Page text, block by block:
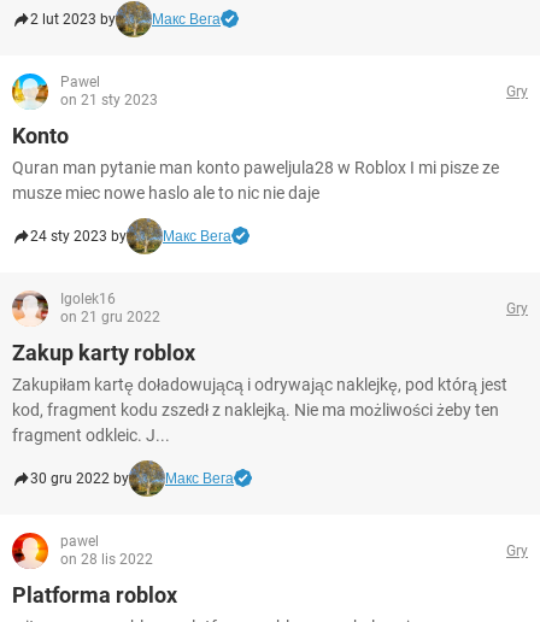
2 lut 2023 by Макс Вега
Pawel
on 21 sty 2023
Gry
Konto
Quran man pytanie man konto paweljula28 w Roblox I mi pisze ze
musze miec nowe haslo ale to nic nie daje
24 sty 2023 by Макс Вега
Igolek16
on 21 gru 2022
Gry
Zakup karty roblox
Zakupiłam kartę doładowującą i odrywając naklejkę, pod którą jest
kod, fragment kodu zszedł z naklejką. Nie ma możliwości żeby ten
fragment odkleic. J...
30 gru 2022 by Макс Вега
pawel
on 28 lis 2022
Gry
Platforma roblox